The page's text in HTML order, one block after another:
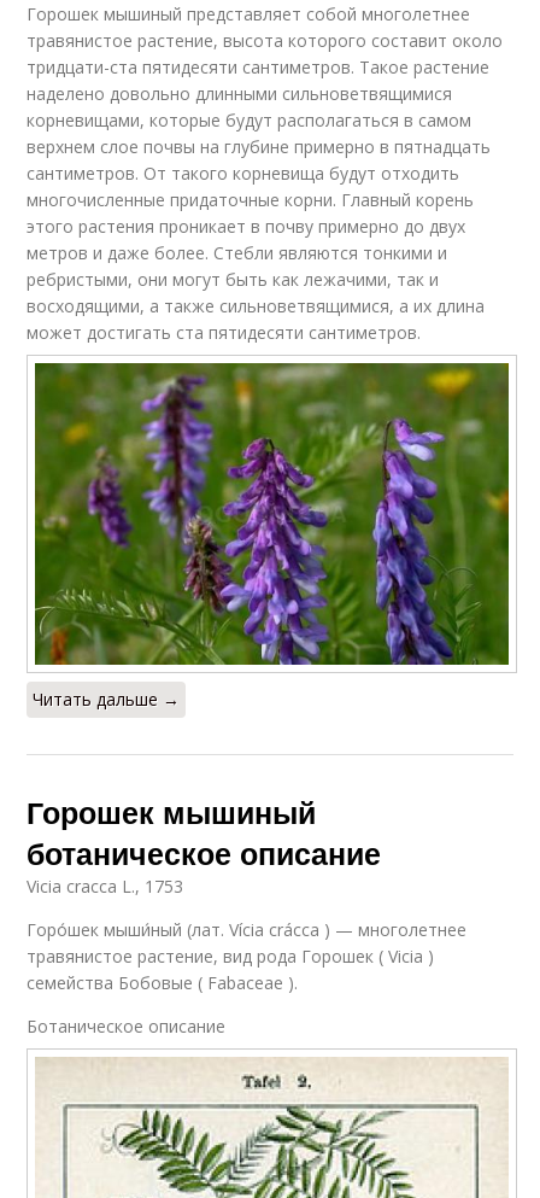
Горошек мышиный представляет собой многолетнее
травянистое растение, высота которого составит около
тридцати-ста пятидесяти сантиметров. Такое растение
наделено довольно длинными сильноветвящимися
корневищами, которые будут располагаться в самом
верхнем слое почвы на глубине примерно в пятнадцать
сантиметров. От такого корневища будут отходить
многочисленные придаточные корни. Главный корень
этого растения проникает в почву примерно до двух
метров и даже более. Стебли являются тонкими и
ребристыми, они могут быть как лежачими, так и
восходящими, а также сильноветвящимися, а их длина
может достигать ста пятидесяти сантиметров.
Читать дальше →
Горошек мышиный
ботаническое описание
Vicia cracca L., 1753
Горо́шек мыши́ный (лат. Vícia crácca ) — многолетнее
травянистое растение, вид рода Горошек ( Vicia )
семейства Бобовые ( Fabaceae ).
Ботаническое описание